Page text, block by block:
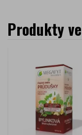
Produkty